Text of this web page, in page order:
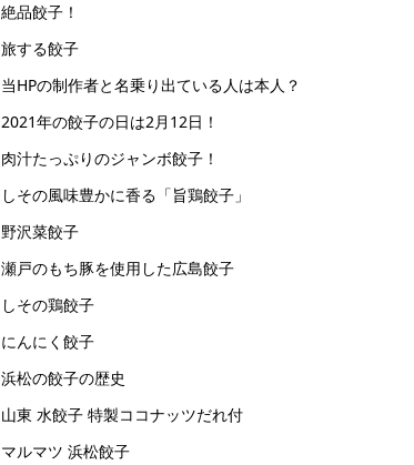
絶品餃子！
旅する餃子
当HPの制作者と名乗り出ている人は本人？
2021年の餃子の日は2月12日！
肉汁たっぷりのジャンボ餃子！
しその風味豊かに香る「旨鶏餃子」
野沢菜餃子
瀬戸のもち豚を使用した広島餃子
しその鶏餃子
にんにく餃子
浜松の餃子の歴史
山東 水餃子 特製ココナッツだれ付
マルマツ 浜松餃子